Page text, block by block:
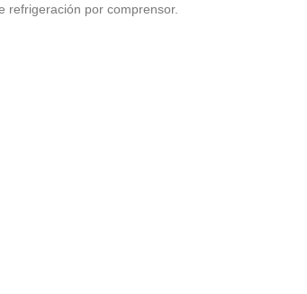
refrigeración por comprensor.